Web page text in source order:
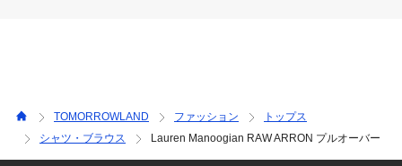
商品番号:27-11-61-11002
TOMORROWLAND ファッション
トップス
シャツ・ブラウス
Lauren Manoogian RAW ARRON プルオーバー